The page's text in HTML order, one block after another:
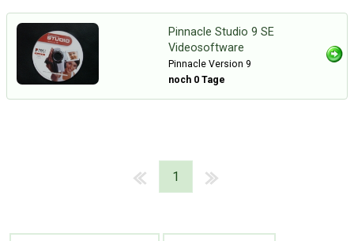
Pinnacle Studio 9 SE
Videosoftware
Pinnacle Version 9
noch 0 Tage
1